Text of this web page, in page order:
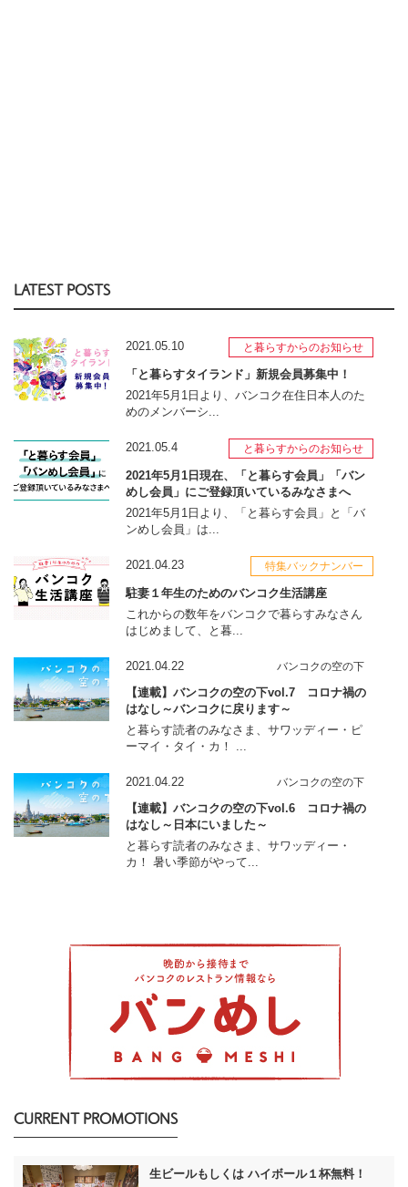
LATEST POSTS
2021.05.10 と暮らすからのお知らせ
「と暮らすタイランド」新規会員募集中！
2021年5月1日より、バンコク在住日本人のた
めのメンバーシ...
2021.05.4 と暮らすからのお知らせ
2021年5月1日現在、「と暮らす会員」「バン
めし会員」にご登録頂いているみなさまへ
2021年5月1日より、「と暮らす会員」と「バ
ンめし会員」は...
2021.04.23 特集バックナンバー
駐妻１年生のためのバンコク生活講座
これからの数年をバンコクで暮らすみなさん
はじめまして、と暮...
2021.04.22 バンコクの空の下
【連載】バンコクの空の下vol.7 コロナ禍の
はなし～バンコクに戻ります～
と暮らす読者のみなさま、サワッディー・ピ
ーマイ・タイ・カ！ ...
2021.04.22 バンコクの空の下
【連載】バンコクの空の下vol.6 コロナ禍の
はなし～日本にいました～
と暮らす読者のみなさま、サワッディー・
カ！ 暑い季節がやって...
CURRENT PROMOTIONS
生ビールもしくは ハイボール１杯無料！